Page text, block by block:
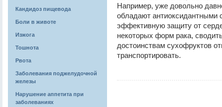
Кандидоз пищевода
Боли в животе
Изжога
Тошнота
Рвота
Заболевания поджелудочной
железы
Нарушение аппетита при
заболеваниях
Например, уже довольно
обладают антиоксидантными
эффективную защиту от
некоторых форм рака,
достоинствам сухофруктов
транспортировать.